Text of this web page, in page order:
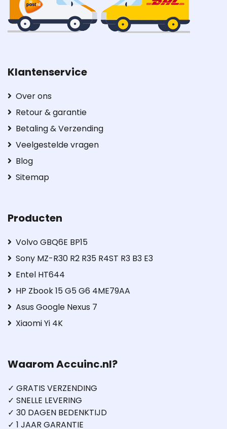
Klantenservice
Over ons
Retour & garantie
Betaling & Verzending
Veelgestelde vragen
Blog
Sitemap
Producten
Volvo GBQ6E BP15
Sony MZ-R30 R2 R35 R4ST R3 B3 E3
Entel HT644
HP Zbook 15 G5 G6 4ME79AA
Asus Google Nexus 7
Xiaomi Yi 4K
Waarom Accuinc.nl?
✓ GRATIS VERZENDING
✓ SNELLE LEVERING
✓ 30 DAGEN BEDENKTIJD
✓ 1 JAAR GARANTIE